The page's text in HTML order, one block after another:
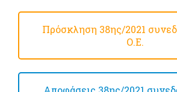
Πρόσκληση 38ης/2021
Ο.Ε.